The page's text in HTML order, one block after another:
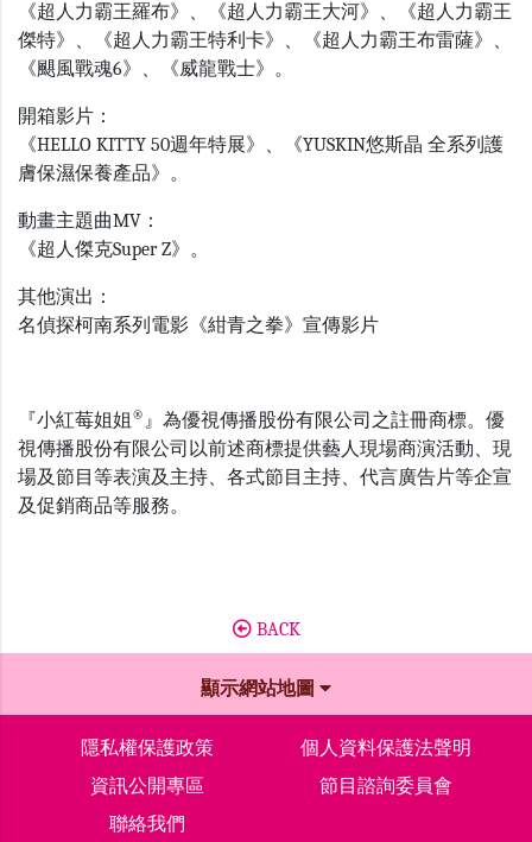
《超人力霸王羅布》、《超人力霸王大河》
、《超人力霸王
傑特》、《超人力霸王特利卡》、《超人力霸王布雷薩》、
《颶風戰魂6》、《威龍戰士》 。
開箱影片：
《HELLO KITTY 50週年特展》、
《YUSKIN悠斯晶 全系列護
膚保濕保養產品》 。
動畫主題曲MV：
《超人傑克Super Z》。
其他演出：
名偵探柯南系列電影《紺青之拳》宣傳影片
『小紅莓姐姐 ® 』為優視傳播股份有限公司之註冊商標。優
視傳播股份有限公司以前述商標提供藝人現場商演活動、現
場及節目等表演及主持、各式節目主持、代言廣告片等企宣
及促銷商品等服務。
BACK
顯示網站地圖
隱私權保護政策
個人資料保護法聲明
資訊公開專區
節目諮詢委員會
聯絡我們